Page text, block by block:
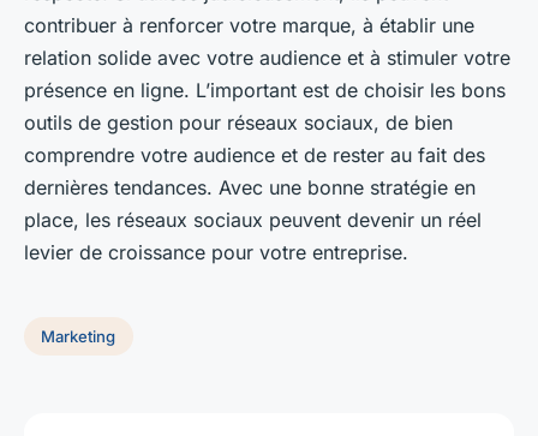
contribuer à renforcer votre marque, à établir une
relation solide avec votre audience et à stimuler votre
présence en ligne. L’important est de choisir les bons
outils de gestion pour réseaux sociaux, de bien
comprendre votre audience et de rester au fait des
dernières tendances. Avec une bonne stratégie en
place, les réseaux sociaux peuvent devenir un réel
levier de croissance pour votre entreprise.
Marketing